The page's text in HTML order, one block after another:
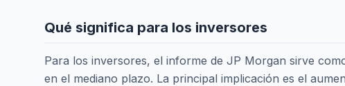
Qué significa para los inversores
Para los inversores, el informe de JP Morgan sirve
en el mediano plazo. La principal implicación es el